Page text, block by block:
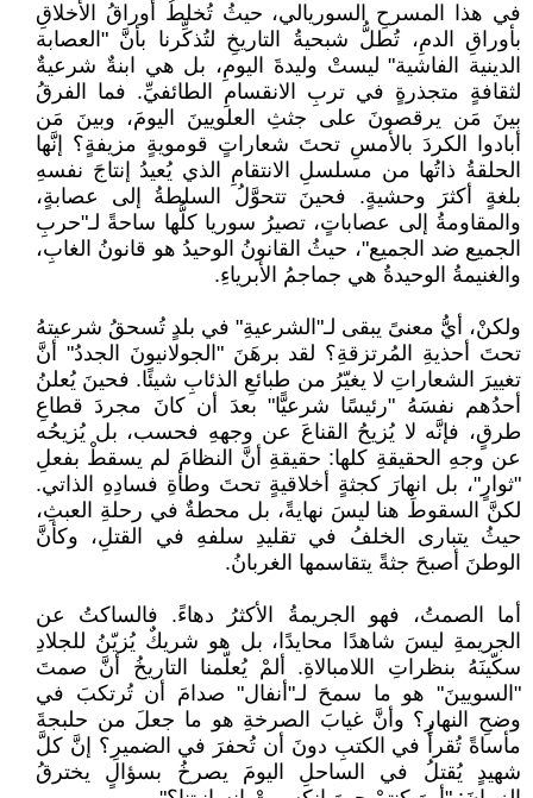
في هذا المسرحِ السوريالي، حيثُ تُخلطُ أوراقُ الأخلاقِ
بأوراقِ الدمِ، تُطلُّ شبحيةُ التاريخِ لتُذكِّرنا بأنَّ "العصابة
الدينية الفاشية" ليستْ وليدةَ اليومِ، بل هي ابنةٌ شرعيةٌ
لثقافةٍ متجذرةٍ في تربِ الانقسامِ الطائفيِّ. فما الفرقُ
بينَ مَن يرقصونَ على جثثِ العلويينَ اليومَ، وبينَ مَن
أبادوا الكردَ بالأمسِ تحتَ شعاراتٍ قومويةٍ مزيفةٍ؟ إنَّها
الحلقةُ ذاتُها من مسلسلِ الانتقامِ الذي يُعيدُ إنتاجَ نفسهِ
بلغةٍ أكثرَ وحشيةٍ. فحينَ تتحوَّلُ السلطةُ إلى عصابةٍ،
والمقاومةُ إلى عصاباتٍ، تصيرُ سوريا كلُّها ساحةً لـ"حربِ
الجميع ضد الجميع"، حيثُ القانونُ الوحيدُ هو قانونُ الغابِ،
والغنيمةُ الوحيدةُ هي جماجمُ الأبرياءِ.
ولكنْ، أيُّ معنىً يبقى لـ"الشرعيةِ" في بلدٍ تُسحقُ شرعيتهُ
تحتَ أحذيةِ المُرتزقةِ؟ لقد برهَنَ "الجولانيونَ الجددُ" أنَّ
تغييرَ الشعاراتِ لا يغيّرُ من طبائعِ الذئابِ شيئًا. فحينَ يُعلنُ
أحدُهم نفسَهُ "رئيسًا شرعيًّا" بعدَ أن كانَ مجردَ قطاعِ
طرقٍ، فإنَّه لا يُزيحُ القناعَ عن وجههِ فحسب، بل يُزيحُه
عن وجهِ الحقيقةِ كلها: حقيقةِ أنَّ النظامَ لم يسقطْ بفعلِ
"ثوارٍ"، بل انهارَ كجثةٍ أخلاقيةٍ تحتَ وطأةِ فسادِهِ الذاتي.
لكنَّ السقوطَ هنا ليسَ نهايةً، بل محطةٌ في رحلةِ العبثِ،
حيثُ يتبارى الخلفُ في تقليدِ سلفهِ في القتلِ، وكأنَّ
الوطنَ أصبحَ جثةً يتقاسمها الغربانُ.
أما الصمتُ، فهو الجريمةُ الأكثرُ دهاءً. فالساكتُ عن
الجريمةِ ليسَ شاهدًا محايدًا، بل هو شريكٌ يُزيّنُ للجلادِ
سكّينَهُ بنظراتِ اللامبالاةِ. ألمْ يُعلّمنا التاريخُ أنَّ صمتَ
"السويينَ" هو ما سمحَ لـ"أنفال" صدامَ أن تُرتكبَ في
وضحِ النهارِ؟ وأنَّ غيابَ الصرخةِ هو ما جعلَ من حلبجةَ
مأساةً تُقرأُ في الكتبِ دونَ أن تُحفرَ في الضميرِ؟ إنَّ كلَّ
شهيدٍ يُقتلُ في الساحلِ اليومَ يصرخُ بسؤالٍ يخترقُ